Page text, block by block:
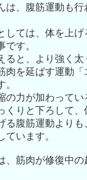
は、腹筋運動も
しては、体を上
す。
ると、より強く
肉を延ばす運動
の力が加わって
くりと下ろして
る腹筋運動より
います。
、筋肉が修復中